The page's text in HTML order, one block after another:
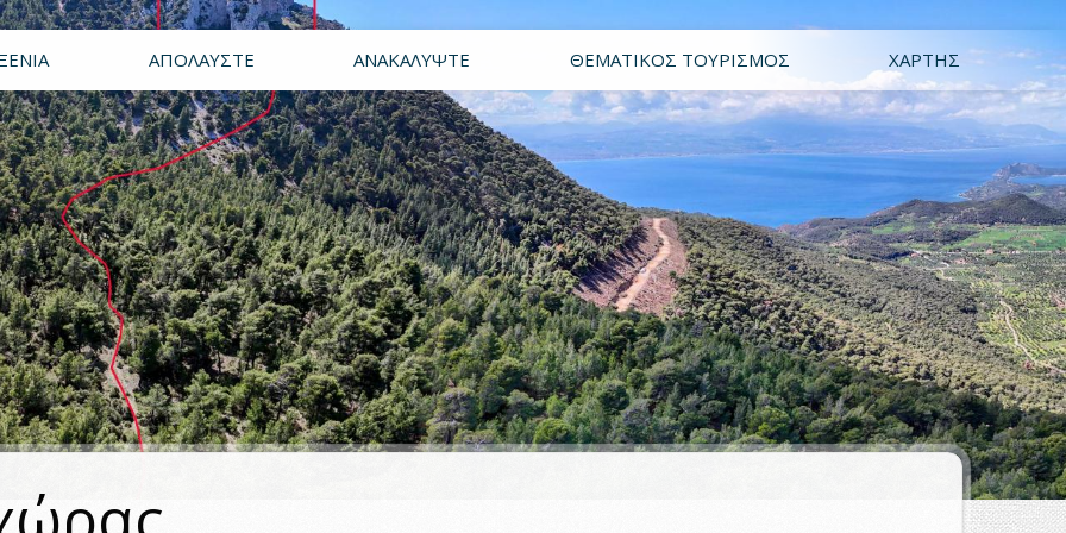
ΑΠΟΛΑΎΣΤΕ ΑΝΑΚΑΛΎΨΤΕ ΘΕΜΑΤΙΚΌΣ ΤΟΥΡΙΣΜΌΣ ΧΆΡΤΗΣ